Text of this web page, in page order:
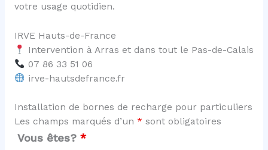
votre usage quotidien.
IRVE Hauts-de-France
Intervention à Arras et dans tout le Pas-de-Calais
07 86 33 51 06
irve-hautsdefrance.fr
Installation de bornes de recharge pour particuliers
Les champs marqués d’un * sont obligatoires
Vous êtes? *